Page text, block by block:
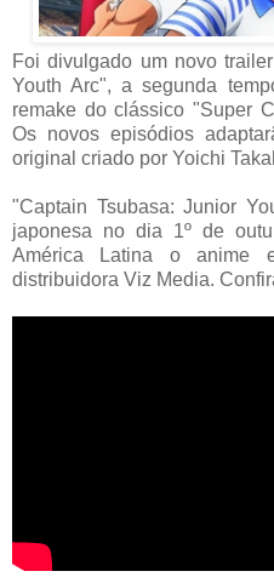
Foi divulgado um novo
Youth Arc", a segunda
remake do clássico "Super
Os novos episódios
original criado por Yoichi
"Captain Tsubasa: Junior
japonesa no dia 1º de
América Latina o anime
distribuidora Viz Media.